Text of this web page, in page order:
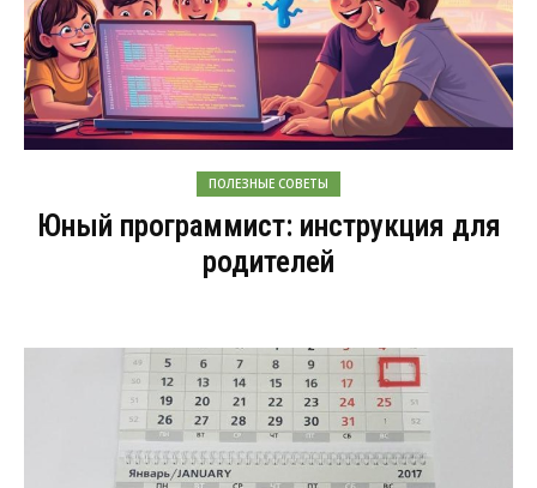
ПОЛЕЗНЫЕ СОВЕТЫ
Юный программист: инструкция для
родителей